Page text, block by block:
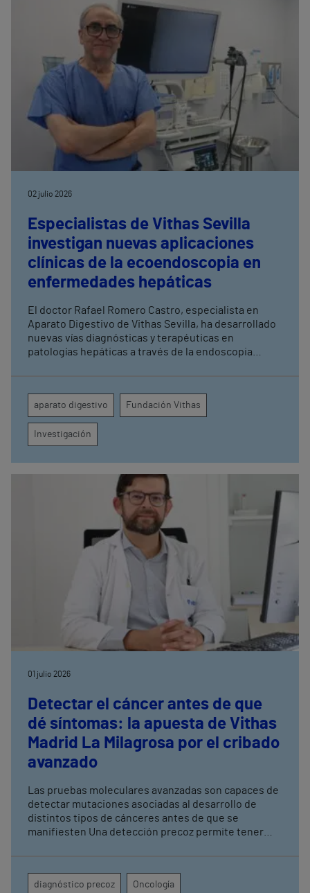
02 julio 2026
Especialistas de Vithas Sevilla
investigan nuevas aplicaciones
clínicas de la ecoendoscopia en
enfermedades hepáticas
El doctor Rafael Romero Castro, especialista en
Aparato Digestivo de Vithas Sevilla, ha desarrollado
nuevas vías diagnósticas y terapéuticas en
patologías hepáticas a través de la endoscopia
endohepatología, que reúne diversos
procedimientos endoscópicos avanzados aplicados
a los pacientes con enfermedades hepáticas
aparato digestivo Fundación Vithas
Investigación
01 julio 2026
Detectar el cáncer antes de que
dé síntomas: la apuesta de Vithas
Madrid La Milagrosa por el cribado
avanzado
Las pruebas moleculares avanzadas son capaces de
detectar mutaciones asociadas al desarrollo de
distintos tipos de cánceres antes de que se
manifiesten Una detección precoz permite tener
agresivos
diagnóstico precoz Oncología